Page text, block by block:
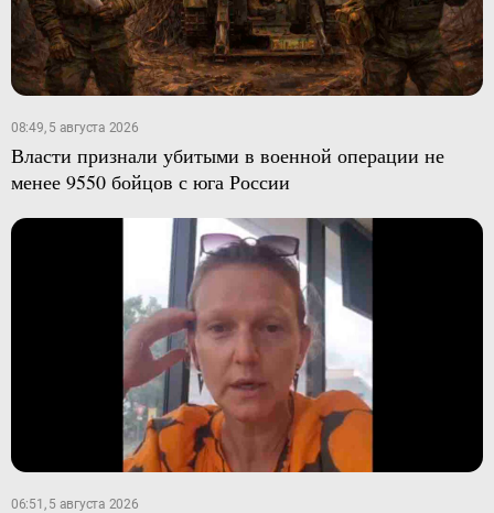
08:49, 5 августа 2026
Власти признали убитыми в военной операции не
менее 9550 бойцов с юга России
06:51, 5 августа 2026